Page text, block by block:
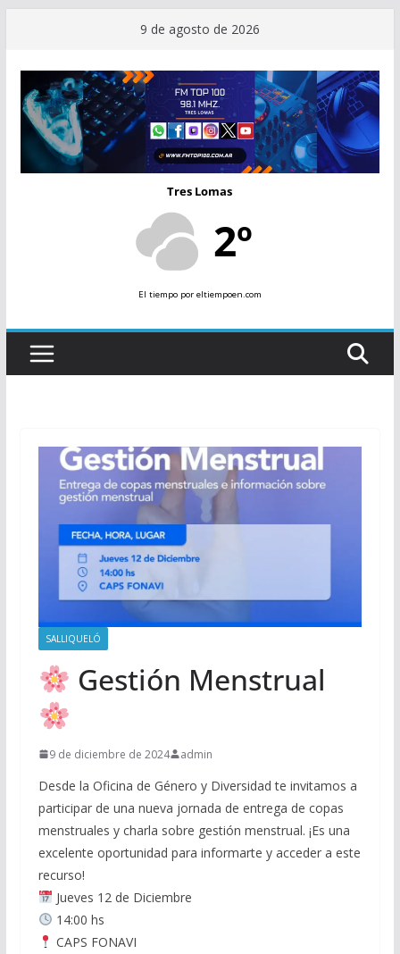
contenido
9 de agosto de 2026
Tres Lomas
2º
El tiempopor eltiempoen.com
SALLIQUELÓ
Gestión Menstrual
9 de diciembre de 2024 admin
Desde la Oficina de Género y Diversidad te invitamos a
participar de una nueva jornada de entrega de copas
menstruales y charla sobre gestión menstrual. ¡Es una
excelente oportunidad para informarte y acceder a este
recurso!
Jueves 12 de Diciembre
14:00 hs
CAPS FONAVI